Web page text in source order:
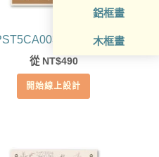
鋁框畫
木框畫
帆布掛曆
從 NT$490
開始線上設計